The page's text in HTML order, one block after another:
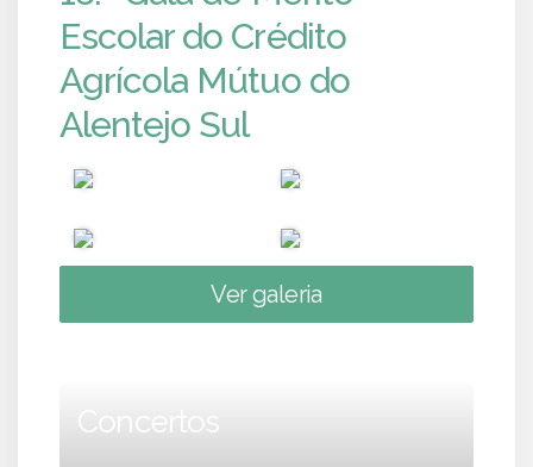
Escolar do Crédito
Agrícola Mútuo do
Alentejo Sul
Ver galeria
Concertos